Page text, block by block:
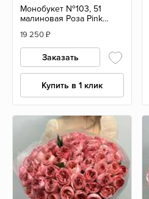
Монобукет №103, 51
малиновая Роза Pink
19 250₽
Заказать
Купить в 1 клик